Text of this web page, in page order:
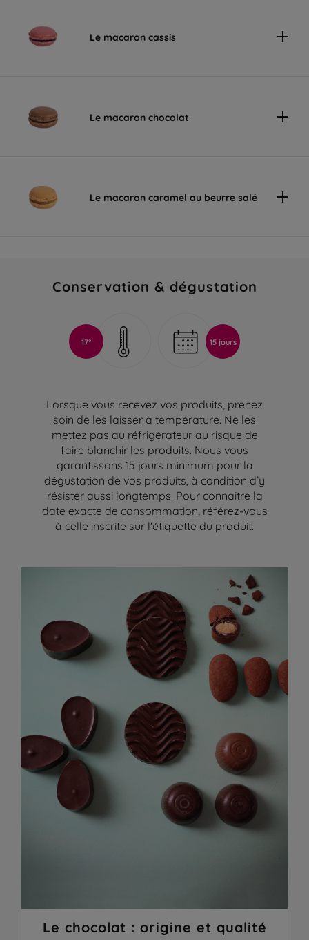
Le macaron cassis
Le macaron chocolat
Le macaron caramel au beurre salé
Conservation & dégustation
17° 15 jours
Lorsque vous recevez vos produits, prenez
soin de les laisser à température. Ne les
mettez pas au réfrigérateur au risque de
faire blanchir les produits. Nous vous
garantissons 15 jours minimum pour la
dégustation de vos produits, à condition d’y
résister aussi longtemps. Pour connaitre la
date exacte de consommation, référez-vous
à celle inscrite sur l'étiquette du produit.
Le chocolat : origine et qualité